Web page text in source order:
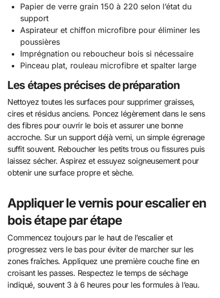
Papier de verre grain 150 à 220 selon l’état du
support
Aspirateur et chiffon microfibre pour éliminer les
poussières
Imprégnation ou reboucheur bois si nécessaire
Pinceau plat, rouleau microfibre et spalter large
Les étapes précises de préparation
Nettoyez toutes les surfaces pour supprimer graisses,
cires et résidus anciens. Poncez légèrement dans le sens
des fibres pour ouvrir le bois et assurer une bonne
accroche. Sur un support déjà verni, un simple égrenage
suffit souvent. Reboucher les petits trous ou fissures puis
laissez sécher. Aspirez et essuyez soigneusement pour
obtenir une surface propre et sèche.
Appliquer le vernis pour escalier en
bois étape par étape
Commencez toujours par le haut de l’escalier et
progressez vers le bas pour éviter de marcher sur les
zones fraîches. Appliquez une première couche fine en
croisant les passes. Respectez le temps de séchage
indiqué, souvent 3 à 6 heures pour les formules à l’eau.